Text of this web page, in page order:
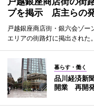
プを掲示 店主らの
戸越銀座商店街・銀六会ゾー
エリアの街路灯に掲出された。
暮らす・働く
品川経済新
開業 再開